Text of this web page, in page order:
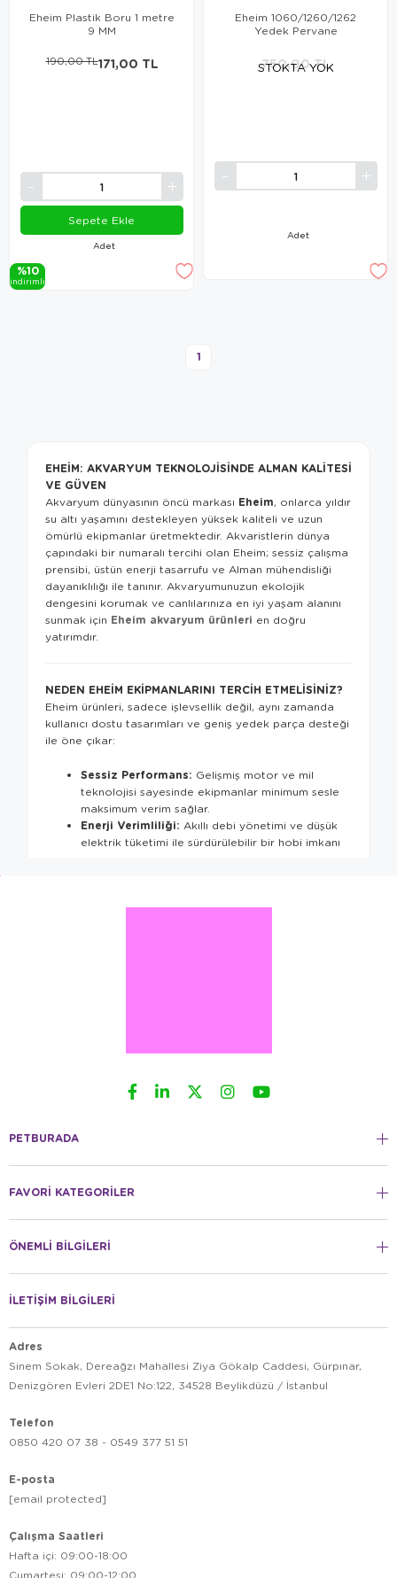
Eheim Plastik Boru 1 metre
9 MM
Adet
171,00 TL
190,00 TL
Sepete Ekle
%10
i̇ndi̇ri̇mli̇
STOKTA YOK
Eheim 1060/1260/1262
Yedek Pervane
Adet
750,00 TL
1
EHEIM: AKVARYUM TEKNOLOJISINDE ALMAN KALITESI
VE GÜVEN
Akvaryum dünyasının öncü markası Eheim, onlarca yıldır
su altı yaşamını destekleyen yüksek kaliteli ve uzun
ömürlü ekipmanlar üretmektedir. Akvaristlerin dünya
çapındaki bir numaralı tercihi olan Eheim; sessiz çalışma
prensibi, üstün enerji tasarrufu ve Alman mühendisliği
dayanıklılığı ile tanınır. Akvaryumunuzun ekolojik
dengesini korumak ve canlılarınıza en iyi yaşam alanını
sunmak için Eheim akvaryum ürünleri en doğru
yatırımdır.
NEDEN EHEIM EKIPMANLARINI TERCIH ETMELISINIZ?
Eheim ürünleri, sadece işlevsellik değil, aynı zamanda
kullanıcı dostu tasarımları ve geniş yedek parça desteği
ile öne çıkar:
Sessiz Performans: Gelişmiş motor ve mil
teknolojisi sayesinde ekipmanlar minimum sesle
maksimum verim sağlar.
Enerji Verimliliği: Akıllı debi yönetimi ve düşük
elektrik tüketimi ile sürdürülebilir bir hobi imkanı
ürünleri yıllarca performansını korur.
sistemleri.
İç Filtreler
Küçük ve orta ölçekli
ve laboratuvar tipi camı ile su sıcaklığını her
zaman sabit tutan efsanevi ısıtıcılar.
EheimOtomatik Yemleme Makineleri
veya yoğun günlerde balıklarınızın beslenme
Eheim dış filtre temizliği ne sıklıkla
yapılmalıdır?
Eheim Jager ısıtıcılar suyun içinde tamamen
Yedek parça bulmak kolay mıdır?
Eheim kalitesiyle akvaryumunuzu bir üst seviyeye
taşımak için ihtiyacınız olan tüm ekipmanlara
kategorimizden ulaşabilir, güvenli
PETBURADA
FAVORİ KATEGORİLER
ÖNEMLİ BİLGİLERİ
İLETİŞİM BİLGİLERİ
Adres
Sinem Sokak, Dereağzı Mahallesi Ziya Gökalp Caddesi, Gürpınar,
Denizgören Evleri 2DE1 No:122, 34528 Beylikdüzü / İstanbul
Telefon
0850 420 07 38 - 0549 377 51 51
E-posta
[email protected]
Çalışma Saatleri
Hafta içi: 09:00-18:00
Cumartesi: 09:00-12:00